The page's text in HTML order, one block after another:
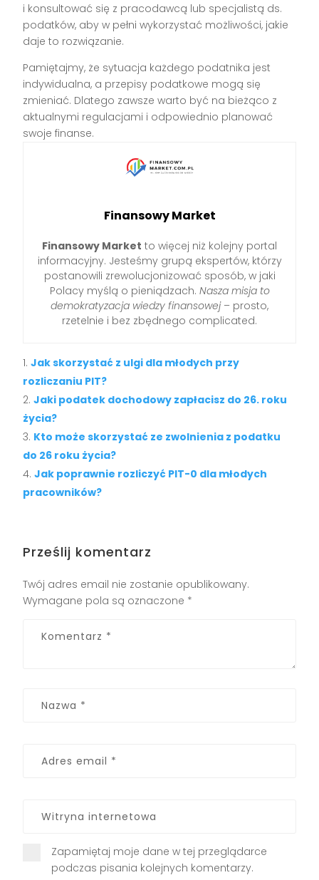
i konsultować się z pracodawcą lub specjalistą ds.
podatków, aby w pełni wykorzystać możliwości, jakie
daje to rozwiązanie.
Pamiętajmy, że sytuacja każdego podatnika jest
indywidualna, a przepisy podatkowe mogą się
zmieniać. Dlatego zawsze warto być na bieżąco z
aktualnymi regulacjami i odpowiednio planować
swoje finanse.
Finansowy Market
Finansowy Market to więcej niż kolejny portal
informacyjny. Jesteśmy grupą ekspertów, którzy
postanowili zrewolucjonizować sposób, w jaki
Polacy myślą o pieniądzach. Nasza misja to
demokratyzacja wiedzy finansowej– prosto,
rzetelnie i bez zbędnego complicated.
Jak skorzystać z ulgi dla młodych przy
rozliczaniu PIT?
Jaki podatek dochodowy zapłacisz do 26. roku
życia?
Kto może skorzystać ze zwolnienia z podatku
do 26 roku życia?
Jak poprawnie rozliczyć PIT-0 dla młodych
pracowników?
Prześlij komentarz
Twój adres email nie zostanie opublikowany.
Wymagane pola są oznaczone *
Zapamiętaj moje dane w tej przeglądarce
podczas pisania kolejnych komentarzy.